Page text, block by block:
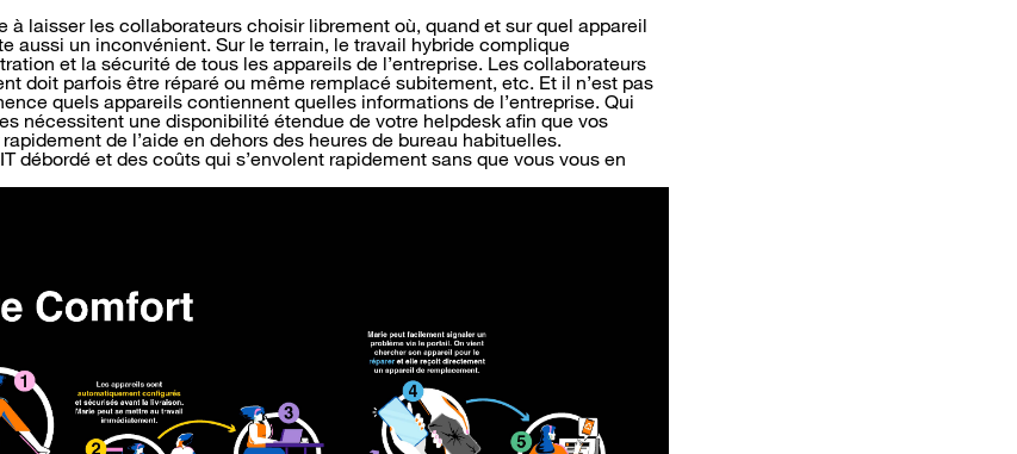
à laisser les collaborateurs choisir librement où, quand et sur quel appareil
aussi un inconvénient. Sur le terrain, le travail hybride complique
et la sécurité de tous les appareils de l’entreprise. Les collaborateurs
doit parfois être réparé ou même remplacé subitement, etc. Et il n’est pas
quels appareils contiennent quelles informations de l’entreprise. Qui
nécessitent une disponibilité étendue de votre helpdesk afin que vos
de l’aide en dehors des heures de bureau habituelles.
débordé et des coûts qui s’envolent rapidement sans que vous vous en